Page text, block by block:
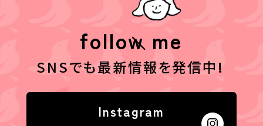
follow me
SNSでも最新情報を発信中!
Instagram